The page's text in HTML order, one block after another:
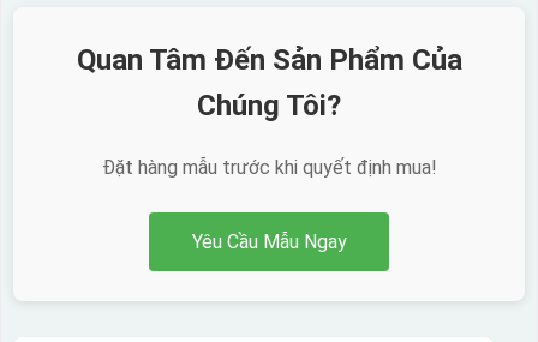
Quan Tâm Đến Sản Phẩm Của
Chúng Tôi?
Đặt hàng mẫu trước khi quyết định mua!
Yêu Cầu Mẫu Ngay